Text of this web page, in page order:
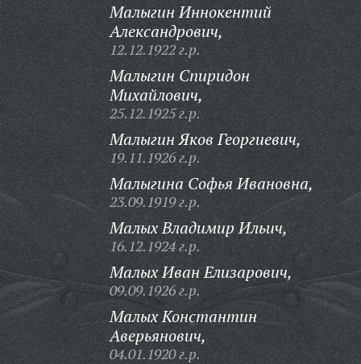
Малыгин Иннокентий
Александрович,
12.12.1922 г.р.
Малыгин Спиридон
Михайлович,
25.12.1925 г.р.
Малыгин Яков Георгиевич,
19.11.1926 г.р.
Малыгина Софья Ивановна,
23.09.1919 г.р.
Малых Владимир Ильич,
16.12.1924 г.р.
Малых Иван Елизарович,
09.09.1926 г.р.
Малых Константин
Аверьянович,
04.01.1920 г.р.